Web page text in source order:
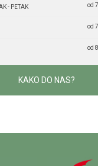
- PETAK od
od
od
KAKO DO NAS?